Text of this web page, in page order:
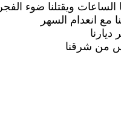
ويقتلنا ضوء الفجر
مع انعدام السهر
من شرقنا